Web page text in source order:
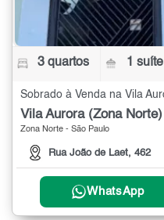
3 quartos 1 suíte
Vila Aurora (Zona Norte)
Zona Norte - São Paulo
Rua João de Laet, 462
WhatsApp